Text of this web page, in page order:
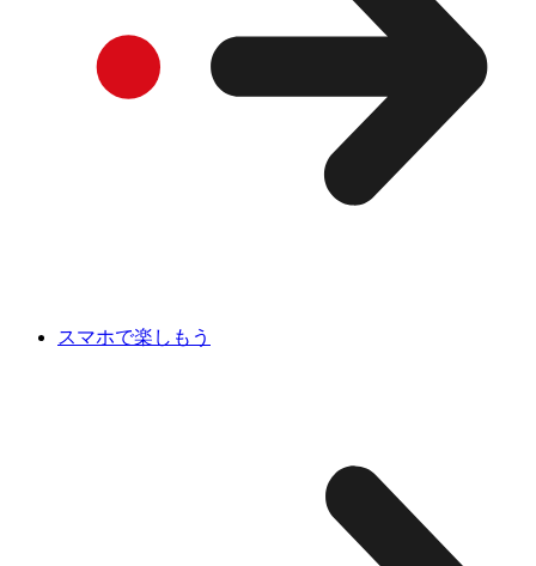
スマホで楽しもう